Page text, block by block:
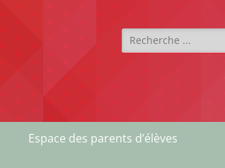
Rechercher :
Espace des parents d’élèves